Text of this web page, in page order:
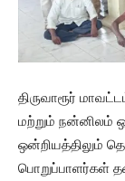
திருவாரூர்
மற்றும் நன்னிலம்
ஒன்றியத்திலும்
பொறுப்பாளர்கள்